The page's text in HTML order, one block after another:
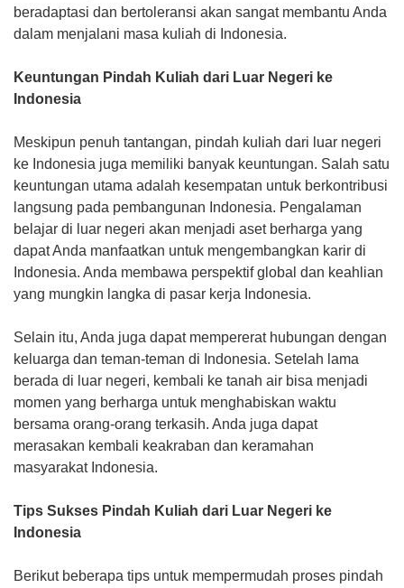
beradaptasi dan bertoleransi akan sangat membantu Anda
dalam menjalani masa kuliah di Indonesia.
Keuntungan Pindah Kuliah dari Luar Negeri ke
Indonesia
Meskipun penuh tantangan, pindah kuliah dari luar negeri
ke Indonesia juga memiliki banyak keuntungan. Salah satu
keuntungan utama adalah kesempatan untuk berkontribusi
langsung pada pembangunan Indonesia. Pengalaman
belajar di luar negeri akan menjadi aset berharga yang
dapat Anda manfaatkan untuk mengembangkan karir di
Indonesia. Anda membawa perspektif global dan keahlian
yang mungkin langka di pasar kerja Indonesia.
Selain itu, Anda juga dapat mempererat hubungan dengan
keluarga dan teman-teman di Indonesia. Setelah lama
berada di luar negeri, kembali ke tanah air bisa menjadi
momen yang berharga untuk menghabiskan waktu
bersama orang-orang terkasih. Anda juga dapat
merasakan kembali keakraban dan keramahan
masyarakat Indonesia.
Tips Sukses Pindah Kuliah dari Luar Negeri ke
Indonesia
Berikut beberapa tips untuk mempermudah proses pindah